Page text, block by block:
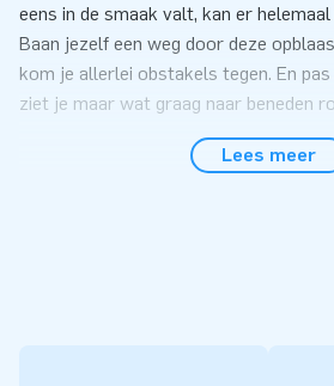
eens in de smaak valt, kan er
Baan jezelf een weg door deze
kom je allerlei obstakels tegen. En
ziet je maar wat graag naar beneden
Slide Jungle werkt als een magneet
daarom een toevoeging voor elk
Lees meer